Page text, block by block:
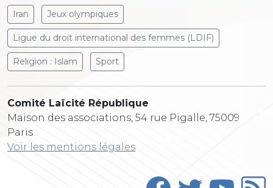
Iran Jeux olympiques
Ligue du droit international des femmes (LDIF)
Religion : Islam Sport
Comité Laïcité République
Maison des associations, 54 rue Pigalle, 75009
Paris
Voir les mentions légales